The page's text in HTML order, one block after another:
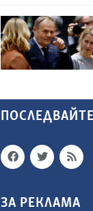
ЗА РЕКЛАМА